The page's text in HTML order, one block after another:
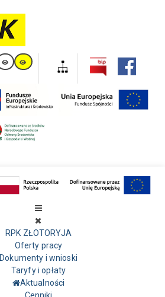
RPK ZŁOTORYJA
Oferty pracy
Dokumenty i wnioski
Taryfy i opłaty
Aktualności
Cenniki